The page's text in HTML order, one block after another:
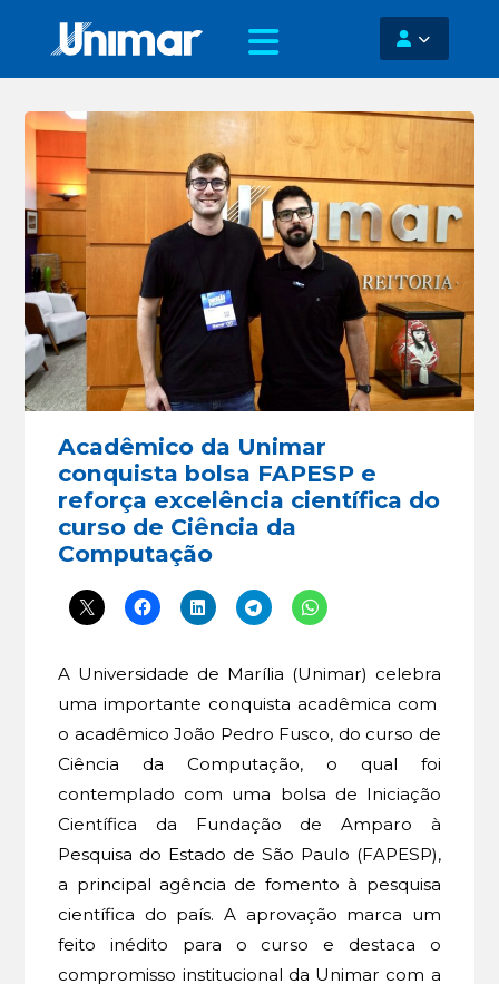
Acadêmico da Unimar
conquista bolsa FAPESP e
reforça excelência científica do
curso de Ciência da
Computação
A Universidade de Marília (Unimar) celebra
uma importante conquista acadêmica com
o acadêmico João Pedro Fusco, do curso de
Ciência da Computação, o qual foi
contemplado com uma bolsa de Iniciação
Científica da Fundação de Amparo à
Pesquisa do Estado de São Paulo (FAPESP),
a principal agência de fomento à pesquisa
científica do país. A aprovação marca um
feito inédito para o curso e destaca o
compromisso institucional da Unimar com a